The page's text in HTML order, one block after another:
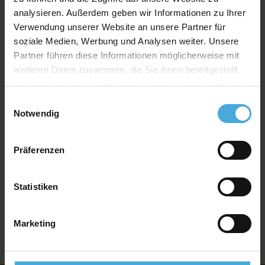
analysieren. Außerdem geben wir Informationen zu Ihrer
Verwendung unserer Website an unsere Partner für
soziale Medien, Werbung und Analysen weiter. Unsere
Partner führen diese Informationen möglicherweise mit
weiteren Daten zusammen, die Sie ihnen bereitgestellt
haben oder die sie im Rahmen Ihrer Nutzung der Dienste
Notwendig
Präferenzen
Statistiken
Marketing